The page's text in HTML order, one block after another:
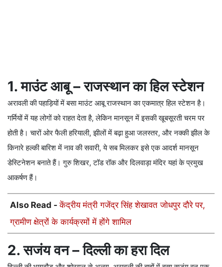
1. माउंट आबू – राजस्थान का हिल स्टेशन
अरावली की पहाड़ियों में बसा माउंट आबू राजस्थान का एकमात्र हिल स्टेशन है।
गर्मियों में यह लोगों को राहत देता है, लेकिन मानसून में इसकी खूबसूरती चरम पर
होती है। चारों ओर फैली हरियाली, झीलों में बढ़ा हुआ जलस्तर, और नक्की झील के
किनारे हल्की बारिश में नाव की सवारी, ये सब मिलकर इसे एक आदर्श मानसून
डेस्टिनेशन बनाते हैं। गुरु शिखर, टॉड रॉक और दिलवाड़ा मंदिर यहां के प्रमुख
आकर्षण हैं।
Also Read -केंद्रीय मंत्री गजेंद्र सिंह शेखावत जोधपुर दौरे पर,
ग्रामीण क्षेत्रों के कार्यक्रमों में होंगे शामिल
2. सजंय वन – दिल्ली का हरा दिल